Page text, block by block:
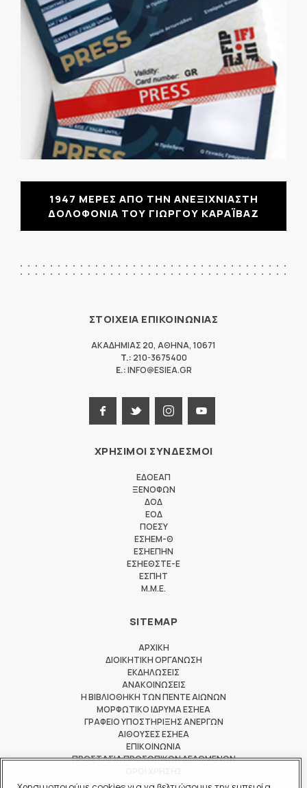
1947 ΜΕΡΕΣ ΑΠΟ ΤΗΝ ΑΝΕΞΙΧΝΙΑΣΤΗ
ΔΟΛΟΦΟΝΙΑ ΤΟΥ ΓΙΩΡΓΟΥ ΚΑΡΑΪΒΑΖ
ΣΤΟΙΧΕΙΑ ΕΠΙΚΟΙΝΩΝΙΑΣ
ΑΚΑΔΗΜΙΑΣ 20, ΑΘΗΝΑ, 10671
T.: 210-3675400
E.:INFO@ESIEA.GR
ΧΡΗΣΙΜΟΙ ΣΥΝΔΕΣΜΟΙ
ΕΔΟΕΑΠ
ΞΕΝΟΦΩΝ
ΔΟΔ
ΕΟΔ
ΠΟΕΣΥ
ΕΣΗΕΜ-Θ
ΕΣΗΕΠΗΝ
ΕΣΗΕΘΣΤΕ-Ε
ΕΣΠΗΤ
M.M.E.
SITEMAP
ΑΡΧΙΚΗ
ΔΙΟΙΚΗΤΙΚΗ ΟΡΓΑΝΩΣΗ
ΕΚΔΗΛΩΣΕΙΣ
ΑΝΑΚΟΙΝΩΣΕΙΣ
Η ΒΙΒΛΙΟΘΗΚΗ ΤΩΝ ΠΕΝΤΕ ΑΙΩΝΩΝ
ΜΟΡΦΩΤΙΚΟ ΙΔΡΥΜΑ ΕΣΗΕΑ
ΓΡΑΦΕΙΟ ΥΠΟΣΤΗΡΙΞΗΣ ΑΝΕΡΓΩΝ
ΑΙΘΟΥΣΕΣ ΕΣΗΕΑ
ΕΠΙΚΟΙΝΩΝΙΑ
ΠΡΟΣΤΑΣΙΑ ΠΡΟΣΩΠΙΚΩΝ ΔΕΔΟΜΕΝΩΝ